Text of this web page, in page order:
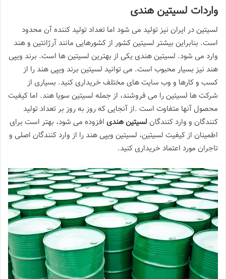
واردات لسیتین هندی
لسیتین در ایران نیز تولید می شود اما تعداد تولید کننده آن محدود
است. بنابراین بیشتر لسیتین کشور از کشورهایی مانند آرژانتین و هند
وارد می شود. لسیتین هندی یکی از بهترین لسیتین ها است. برند ویپی
هند نیز بسیار محبوب است. می توانید لسیتین برند ویپی هند را از
کسب و کارها و وب سایت های مختلف خریداری کنید. بسیاری از
شرکت ها لسیتین را می فروشند، از جمله لسیتین سویا هند. اما کیفیت
محصول آنها متفاوت است .از آنجایی که روز به روز بر تعداد تولید
کنندگان و وارد کنندگان لسیتین هندی افزوده می شود، بهتر است برای
اطمینان از کیفیت لسیتین، لسیتین ویپی هند را از وارد کنندگان اصلی و
تاجران مورد اعتماد خریداری کنید.